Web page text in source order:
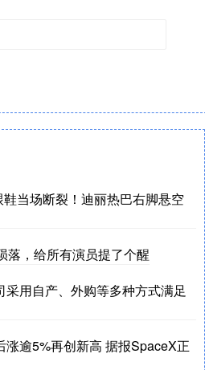
当场断裂！迪丽热巴右脚悬空
落，给所有演员提了个醒
用自产、外购等多种方式满足
涨逾5%再创新高 据报SpaceX正